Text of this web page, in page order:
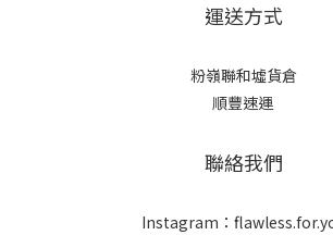
運送方式
粉嶺聯和墟貨倉
順豐速運
聯絡我們
Instagram：